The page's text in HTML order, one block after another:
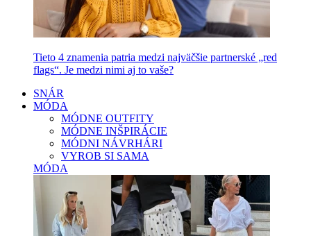
Tieto 4 znamenia patria medzi najväčšie partnerské „red
flags“. Je medzi nimi aj to vaše?
SNÁR
MÓDA
MÓDNE OUTFITY
MÓDNE INŠPIRÁCIE
MÓDNI NÁVRHÁRI
VYROB SI SAMA
MÓDA